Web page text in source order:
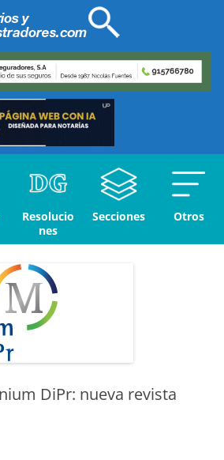
Resolucio
nes
Secciones Otros
DiPr: nueva revista